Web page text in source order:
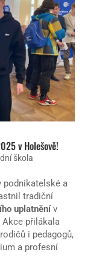
v Holešově!
škola
podnikatelské a
tradiční
uplatněnív
Akce přilákala
i pedagogů,
a profesní